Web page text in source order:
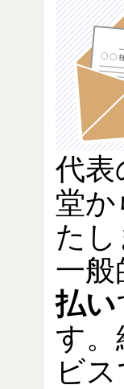
代表
堂か
たし
一
払い
す。
ビス